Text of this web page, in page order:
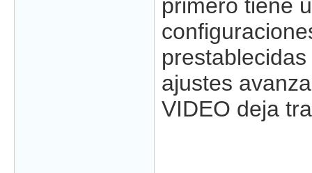
primero tiene
ajustes
VIDEO deja